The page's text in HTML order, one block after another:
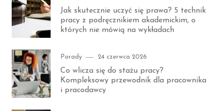
Jak skutecznie uczyć się prawa? 5 technik
pracy z podręcznikiem akademickim, o
których nie mówią na wykładach
Category
Porady
Posted
24 czerwca 2026
Co wlicza się do stażu pracy?
Kompleksowy przewodnik dla pracownika
i pracodawcy